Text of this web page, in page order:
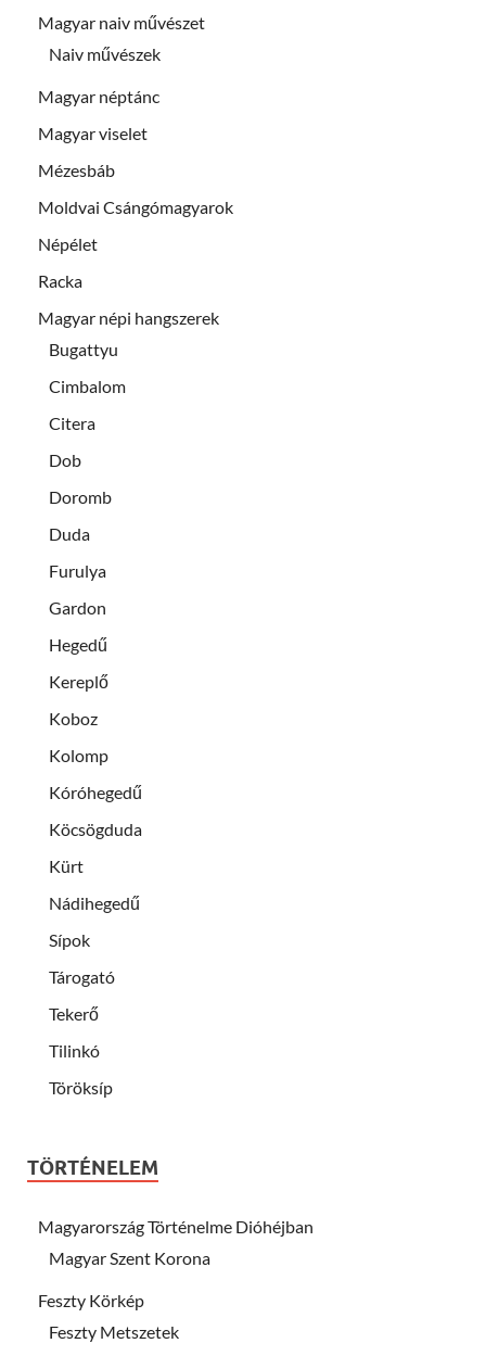
Magyar naiv művészet
Naiv művészek
Magyar néptánc
Magyar viselet
Mézesbáb
Moldvai Csángómagyarok
Népélet
Racka
Magyar népi hangszerek
Bugattyu
Cimbalom
Citera
Dob
Doromb
Duda
Furulya
Gardon
Hegedű
Kereplő
Koboz
Kolomp
Kóróhegedű
Köcsögduda
Kürt
Nádihegedű
Sípok
Tárogató
Tekerő
Tilinkó
Töröksíp
TÖRTÉNELEM
Magyarország Történelme Dióhéjban
Magyar Szent Korona
Feszty Körkép
Feszty Metszetek